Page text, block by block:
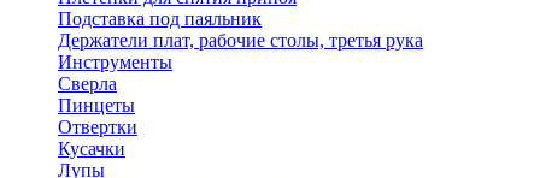
Подставка под паяльник
Держатели плат, рабочие столы, третья рука
Инструменты
Сверла
Пинцеты
Отвертки
Кусачки
Лупы